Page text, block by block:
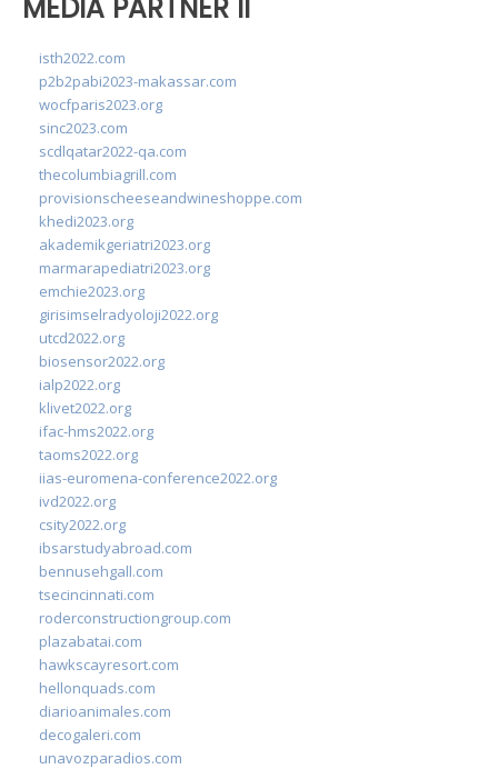
MEDIA PARTNER II
isth2022.com
p2b2pabi2023-makassar.com
wocfparis2023.org
sinc2023.com
scdlqatar2022-qa.com
thecolumbiagrill.com
provisionscheeseandwineshoppe.com
khedi2023.org
akademikgeriatri2023.org
marmarapediatri2023.org
emchie2023.org
girisimselradyoloji2022.org
utcd2022.org
biosensor2022.org
ialp2022.org
klivet2022.org
ifac-hms2022.org
taoms2022.org
iias-euromena-conference2022.org
ivd2022.org
csity2022.org
ibsarstudyabroad.com
bennusehgall.com
tsecincinnati.com
roderconstructiongroup.com
plazabatai.com
hawkscayresort.com
hellonquads.com
diarioanimales.com
decogaleri.com
unavozparadios.com